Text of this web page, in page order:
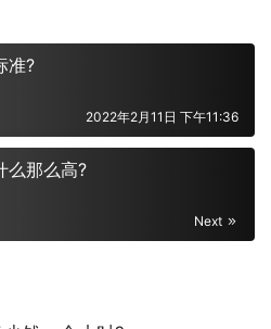
准?
2022年2月11日 下午11:36
么那么高?
Next